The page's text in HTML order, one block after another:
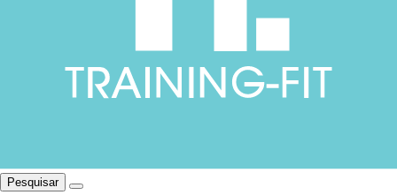
Pesquisar